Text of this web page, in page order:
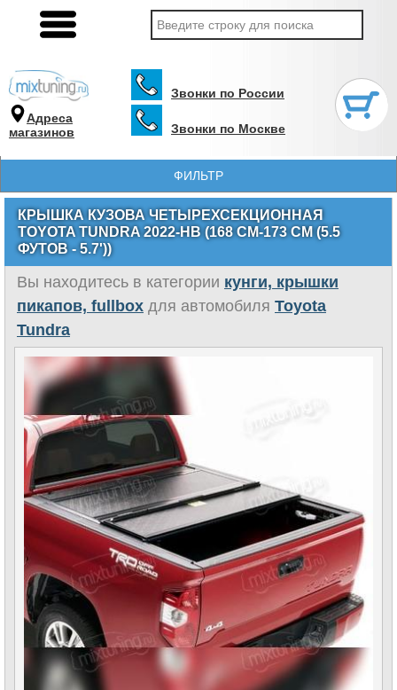
Адреса
магазинов
Звонки по России
Звонки по Москве
ФИЛЬТР
КРЫШКА КУЗОВА ЧЕТЫРЕХСЕКЦИОННАЯ
TOYOTA TUNDRA 2022-НВ (168 СМ-173 СМ (5.5
ФУТОВ - 5.7'))
Вы находитесь в категории кунги, крышки
пикапов, fullbox для автомобиля Toyota
Tundra